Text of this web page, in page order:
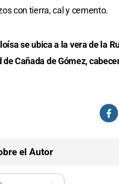
con tierra, cal y cemento.
se ubica a la vera de la
de Cañada de Gómez,
el Autor